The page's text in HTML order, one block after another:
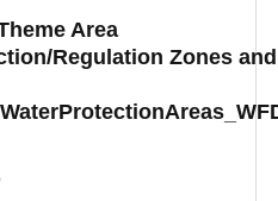
Area
Regulation Zones and